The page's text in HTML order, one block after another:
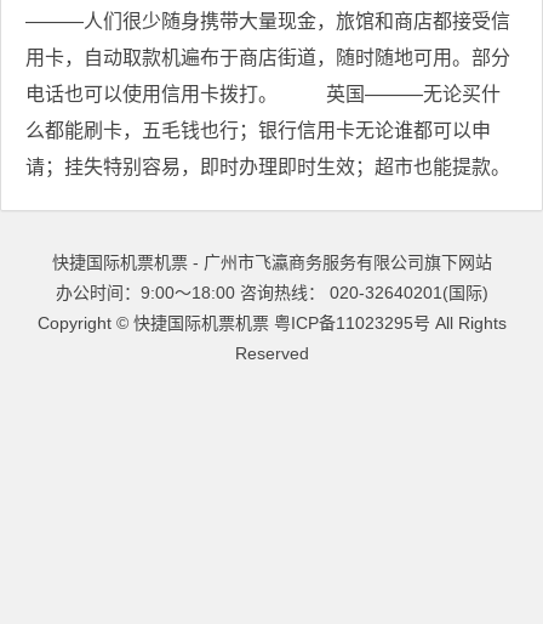
———人们很少随身携带大量现金，旅馆和商店都接受信
用卡，自动取款机遍布于商店街道，随时随地可用。部分
电话也可以使用信用卡拨打。 英国———无论买什
么都能刷卡，五毛钱也行；银行信用卡无论谁都可以申
请；挂失特别容易，即时办理即时生效；超市也能提款。
快捷国际机票机票 - 广州市飞瀛商务服务有限公司旗下网站
办公时间：9:00～18:00 咨询热线： 020-32640201(国际)
Copyright © 快捷国际机票机票 粤ICP备11023295号 All Rights
Reserved